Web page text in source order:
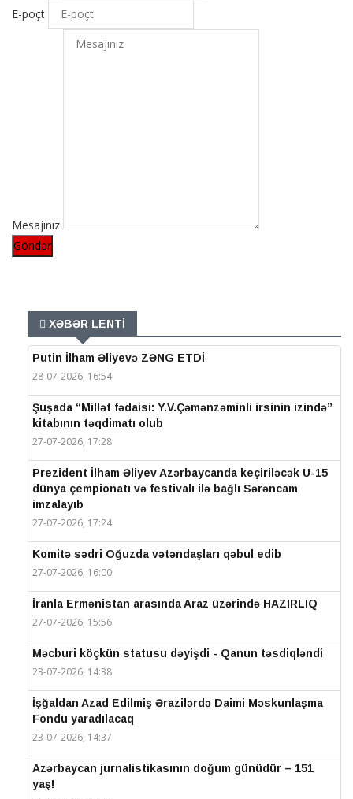
E-poçt
Mesajınız
Göndər
XƏBƏR LENTİ
Putin İlham Əliyevə ZƏNG ETDİ
28-07-2026, 16:54
Şuşada “Millət fədaisi: Y.V.Çəmənzəminli irsinin izində”
kitabının təqdimatı olub
27-07-2026, 17:28
Prezident İlham Əliyev Azərbaycanda keçiriləcək U-15
dünya çempionatı və festivalı ilə bağlı Sərəncam
imzalayıb
27-07-2026, 17:24
Komitə sədri Oğuzda vətəndaşları qəbul edib
27-07-2026, 16:00
İranla Ermənistan arasında Araz üzərində HAZIRLIQ
27-07-2026, 15:56
Məcburi köçkün statusu dəyişdi - Qanun təsdiqləndi
23-07-2026, 14:38
İşğaldan Azad Edilmiş Ərazilərdə Daimi Məskunlaşma
Fondu yaradılacaq
23-07-2026, 14:37
Azərbaycan jurnalistikasının doğum günüdür – 151
yaş!